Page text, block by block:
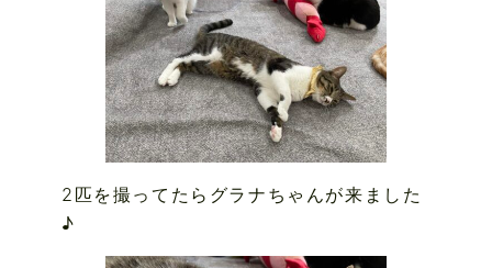
2匹を撮ってたらグラナちゃんが来ました
♪